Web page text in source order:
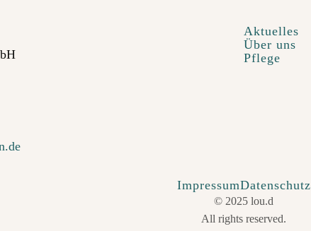
Aktuelles
Über uns
Pflege
ImpressumDatenschutz
© 2025 lou.d
All rights reserved.